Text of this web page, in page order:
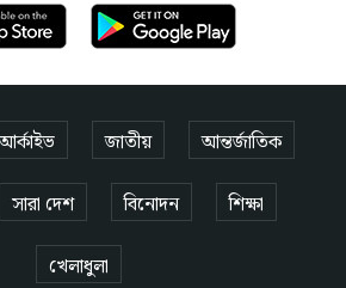
আর্কাইভ জাতীয় আন্তর্জাতিক
সারা দেশ বিনোদন শিক্ষা
খেলাধুলা